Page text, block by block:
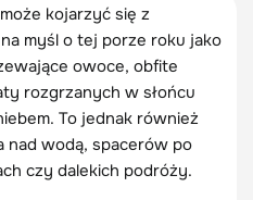
kojarzyć się z
myśl o tej porze roku jako
owoce, obfite
rozgrzanych w słońcu
To jednak również
nad wodą, spacerów po
czy dalekich podróży.